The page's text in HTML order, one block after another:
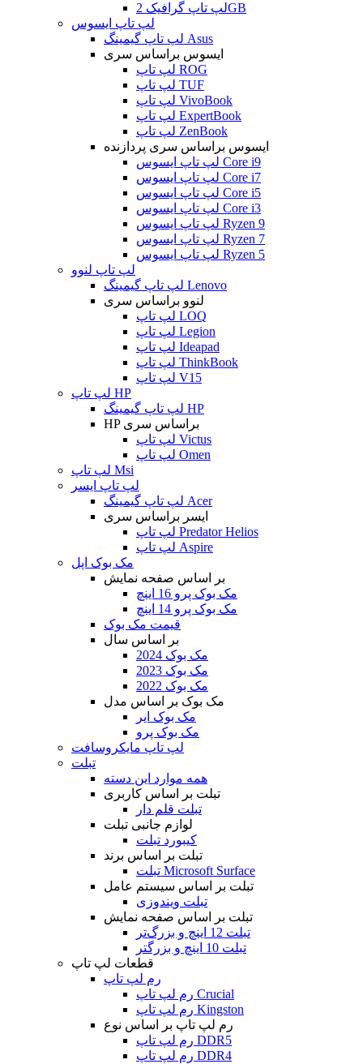
لپ تاپ گرافیک 2GB
لپ تاپ ایسوس
لپ تاپ گیمینگ Asus
ایسوس براساس سری
لپ تاپ ROG
لپ تاپ TUF
لپ تاپ VivoBook
لپ تاپ ExpertBook
لپ تاپ ZenBook
ایسوس براساس سری پردازنده
لپ تاپ ایسوس Core i9
لپ تاپ ایسوس Core i7
لپ تاپ ایسوس Core i5
لپ تاپ ایسوس Core i3
لپ تاپ ایسوس Ryzen 9
لپ تاپ ایسوس Ryzen 7
لپ تاپ ایسوس Ryzen 5
لپ تاپ لنوو
لپ تاپ گیمینگ Lenovo
لنوو براساس سری
لپ تاپ LOQ
لپ تاپ Legion
لپ تاپ Ideapad
لپ تاپ ThinkBook
لپ تاپ V15
لپ تاپ HP
لپ تاپ گیمینگ HP
HP براساس سری
لپ تاپ Victus
لپ تاپ Omen
لپ تاپ Msi
لپ تاپ ایسر
لپ تاپ گیمینگ Acer
ایسر براساس سری
لپ تاپ Predator Helios
لپ تاپ Aspire
مک بوک اپل
بر اساس صفحه نمایش
مک بوک پرو 16 اینچ
مک بوک پرو 14 اینچ
قیمت مک بوک
بر اساس سال
مک بوک 2024
مک بوک 2023
مک بوک 2022
مک بوک بر اساس مدل
مک بوک ایر
مک بوک پرو
لپ تاپ مایکروسافت
تبلت
همه موارد این دسته
تبلت بر اساس کاربری
تبلت قلم دار
لوازم جانبی تبلت
کیبورد تبلت
تبلت بر اساس برند
تبلت Microsoft Surface
تبلت بر اساس سیستم عامل
تبلت ویندوزی
تبلت بر اساس صفحه نمایش
تبلت 12 اینچ و بزرگ‌تر
تبلت 10 اینچ و بزرگتر
قطعات لپ تاپ
رم لپ تاپ
رم لپ تاپ Crucial
رم لپ تاپ Kingston
رم لپ تاپ بر اساس نوع
رم لپ تاپ DDR5
رم لپ تاپ DDR4